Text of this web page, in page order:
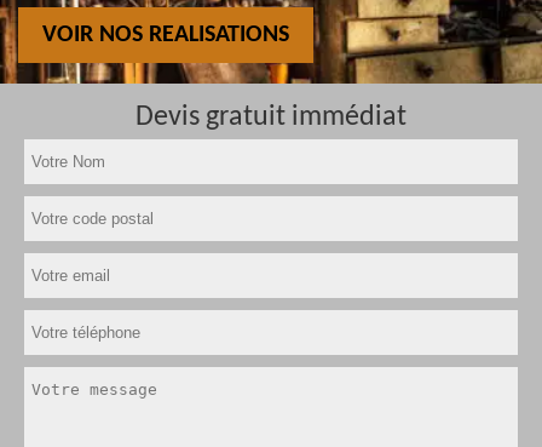
VOIR NOS REALISATIONS
Devis gratuit immédiat